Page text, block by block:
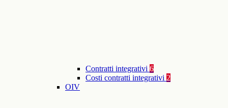
Contratti integrativi 6
Costi contratti integrativi 2
OIV